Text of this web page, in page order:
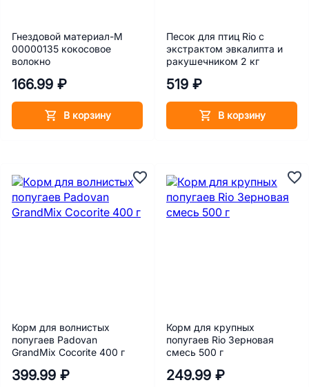
Гнездовой материал-М
00000135 кокосовое
волокно
166.99 ₽
В корзину
Песок для птиц Rio с
экстрактом эвкалипта и
ракушечником 2 кг
519 ₽
В корзину
Корм для волнистых
попугаев Padovan
GrandMix Cocorite 400 г
399.99 ₽
Корм для крупных
попугаев Rio Зерновая
смесь 500 г
249.99 ₽